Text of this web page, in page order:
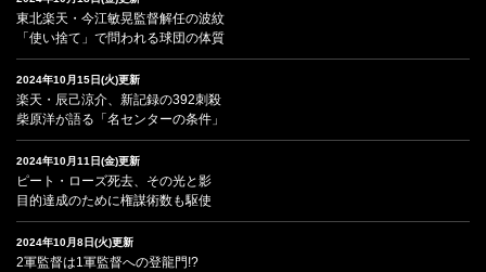
東北楽天・今江敏晃監督解任の波紋
「使い捨て」で問われる球団の体質
2024年10月15日(火)更新
楽天・辰己涼介、新記録の392刺殺
柴原洋が語る「名センターの条件」
2024年10月11日(金)更新
ピート・ローズ死去、その光と影
目的達成のために権謀術数も駆使
2024年10月8日(火)更新
2軍監督は1軍監督への登龍門!?